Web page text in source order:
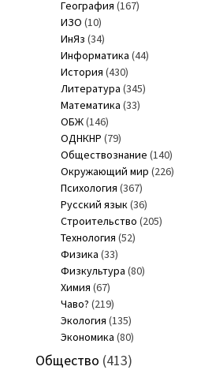
География (167)
ИЗО (10)
ИнЯз (34)
Информатика (44)
История (430)
Литература (345)
Математика (33)
ОБЖ(146)
ОДНКНР (79)
Обществознание (140)
Окружающий мир (226)
Психология (367)
Русский язык(36)
Строительство (205)
Технология (52)
Физика (33)
Физкультура (80)
Химия (67)
Чаво? (219)
Экология (135)
Экономика (80)
Общество (413)